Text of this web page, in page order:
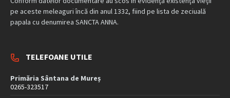
pe aceste meleaguri încă din anul 1332, fiind pe lista de zeciuală
papala cu denumirea SANCTA ANNA.
TELEFOANE UTILE
Primăria Sântana de Mureș
0265-323517